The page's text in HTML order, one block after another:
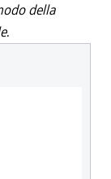
della